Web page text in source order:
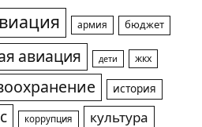
армия бюджет
авиация дети жкх
история
коррупция
культура